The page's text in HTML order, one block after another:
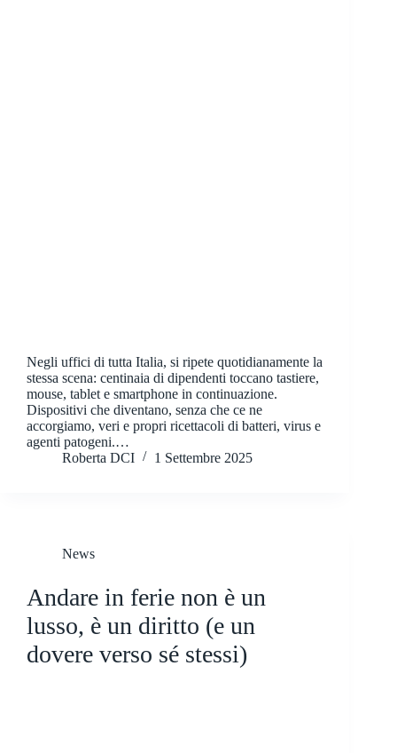
Negli uffici di tutta Italia, si ripete quotidianamente la
stessa scena: centinaia di dipendenti toccano tastiere,
mouse, tablet e smartphone in continuazione.
Dispositivi che diventano, senza che ce ne
accorgiamo, veri e propri ricettacoli di batteri, virus e
agenti patogeni.…
Roberta DCI
1 Settembre 2025
News
Andare in ferie non è un
lusso, è un diritto (e un
dovere verso sé stessi)